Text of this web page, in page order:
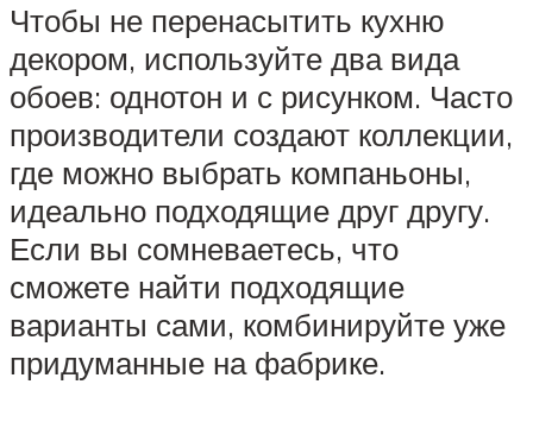
Чтобы не перенасытить кухню
декором, используйте два вида
обоев: однотон и с рисунком. Часто
производители создают коллекции,
где можно выбрать компаньоны,
идеально подходящие друг другу.
Если вы сомневаетесь, что
сможете найти подходящие
варианты сами, комбинируйте уже
придуманные на фабрике.